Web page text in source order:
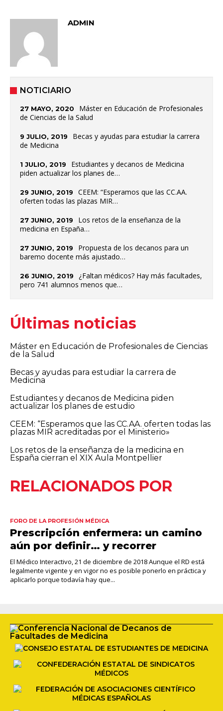
ADMIN
NOTICIARIO
27 MAYO, 2020
Máster en Educación de Profesionales
de Ciencias de la Salud
9 JULIO, 2019
Becas y ayudas para estudiar la carrera
de Medicina
1 JULIO, 2019
Estudiantes y decanos de Medicina
piden actualizar los planes de…
29 JUNIO, 2019
CEEM: “Esperamos que las CC.AA.
oferten todas las plazas MIR…
27 JUNIO, 2019
Los retos de la enseñanza de la
medicina en España…
27 JUNIO, 2019
Propuesta de los decanos para un
baremo docente más ajustado…
26 JUNIO, 2019
¿Faltan médicos? Hay más facultades,
pero 741 alumnos menos que…
Últimas noticias
Máster en Educación de Profesionales de Ciencias
de la Salud
Becas y ayudas para estudiar la carrera de
Medicina
Estudiantes y decanos de Medicina piden
actualizar los planes de estudio
CEEM: “Esperamos que las CC.AA. oferten todas las
plazas MIR acreditadas por el Ministerio»
Los retos de la enseñanza de la medicina en
España cierran el XIX Aula Montpellier
RELACIONADOS POR
FORO DE LA PROFESIÓN MÉDICA
Prescripción enfermera: un camino
aún por definir… y recorrer
El Médico Interactivo, 21 de diciembre de 2018 Aunque el RD está
legalmente vigente y en vigor no es posible ponerlo en práctica y
aplicarlo porque todavía hay que...